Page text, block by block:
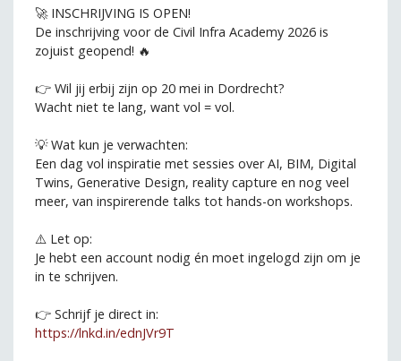
🚀 INSCHRIJVING IS OPEN!
De inschrijving voor de Civil Infra Academy 2026 is
zojuist geopend! 🔥
👉 Wil jij erbij zijn op 20 mei in Dordrecht?
Wacht niet te lang, want vol = vol.
💡 Wat kun je verwachten:
Een dag vol inspiratie met sessies over AI, BIM, Digital
Twins, Generative Design, reality capture en nog veel
meer, van inspirerende talks tot hands-on workshops.
⚠️ Let op:
Je hebt een account nodig én moet ingelogd zijn om je
in te schrijven.
👉 Schrijf je direct in:
https://lnkd.in/ednJVr9T